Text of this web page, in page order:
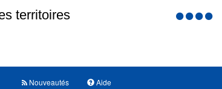
Menu
Aide
Nouveautés